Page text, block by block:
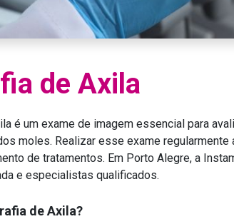
de Axila
é um exame de imagem essencial para
moles. Realizar esse exame regularmente
de tratamentos. Em Porto Alegre, a
e especialistas qualificados.
de Axila?